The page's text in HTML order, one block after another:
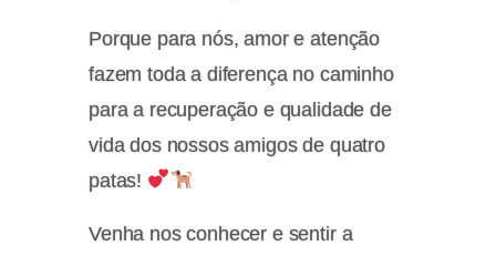
Porque para nós, amor e atenção
fazem toda a diferença no caminho
para a recuperação e qualidade de
vida dos nossos amigos de quatro
patas!
Venha nos conhecer e sentir a